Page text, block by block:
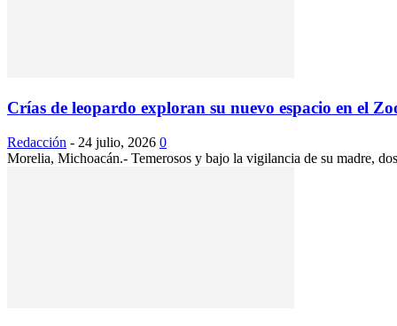
Crías de leopardo exploran su nuevo espacio en el
Redacción - 24 julio, 2026 0
Morelia, Michoacán.- Temerosos y bajo la vigilancia de su madre,